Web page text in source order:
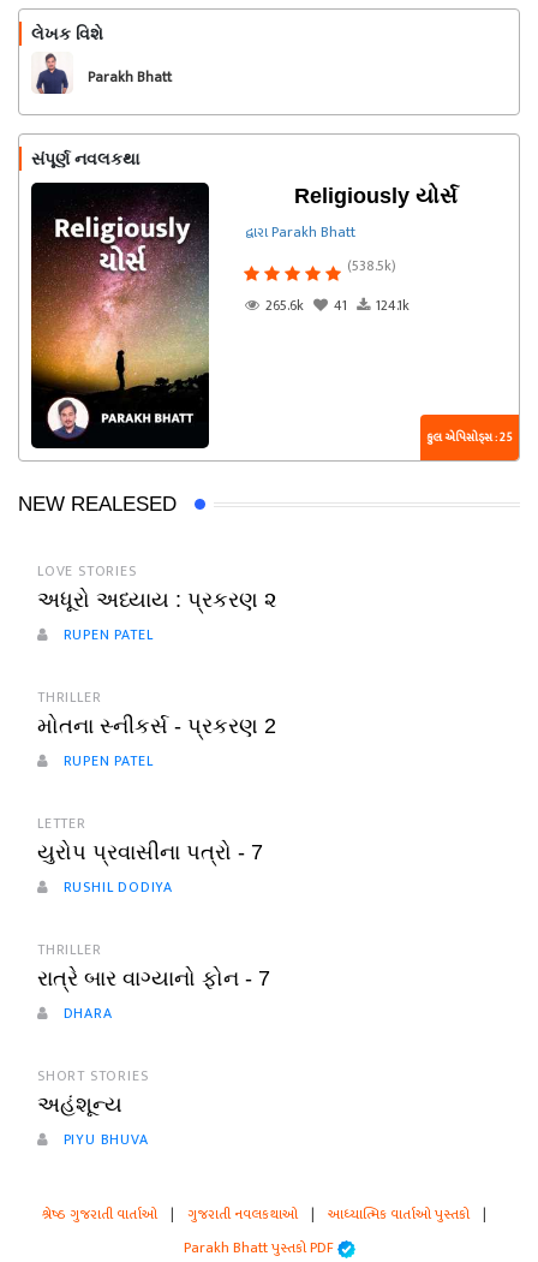
લેખક વિશે
Parakh Bhatt
સંપૂર્ણ નવલકથા
Religiously યોર્સ
દ્વારા Parakh Bhatt
(538.5k)
265.6k
41 124.1k
કુલ એપિસોડ્સ : 25
NEW REALESED
LOVE STORIES
અધૂરો અધ્યાય : પ્રકરણ ૨
RUPEN PATEL
THRILLER
મોતના સ્નીકર્સ - પ્રકરણ 2
RUPEN PATEL
LETTER
યુરોપ પ્રવાસીના પત્રો - 7
RUSHIL DODIYA
THRILLER
રાત્રે બાર વાગ્યાનો ફોન - 7
DHARA
SHORT STORIES
અહંશૂન્ય
PIYU BHUVA
શ્રેષ્ઠ ગુજરાતી વાર્તાઓ | ગુજરાતી નવલકથાઓ | આધ્યાત્મિક વાર્તાઓ પુસ્તકો |
Parakh Bhatt પુસ્તકો PDF